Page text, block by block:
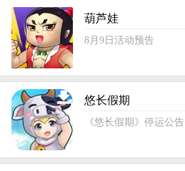
葫芦娃
8月9日活动预告
悠长假期
《悠长假期》停运公告